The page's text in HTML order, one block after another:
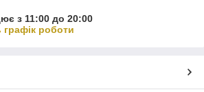
з 11:00 до 20:00
графік роботи